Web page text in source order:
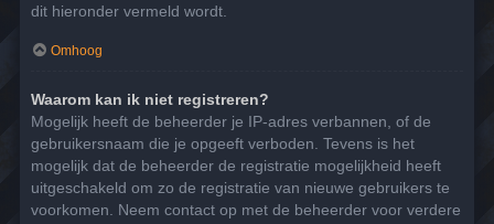
dit hieronder vermeld wordt.
Omhoog
Waarom kan ik niet registreren?
Mogelijk heeft de beheerder je IP-adres verbannen, of de
gebruikersnaam die je opgeeft verboden. Tevens is het
mogelijk dat de beheerder de registratie mogelijkheid heeft
uitgeschakeld om zo de registratie van nieuwe gebruikers te
voorkomen. Neem contact op met de beheerder voor verdere